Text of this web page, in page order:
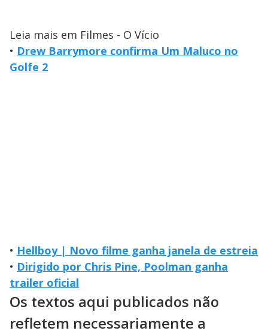
Leia mais em Filmes - O Vício
• Drew Barrymore confirma Um Maluco no
Golfe 2
• Hellboy | Novo filme ganha janela de estreia
• Dirigido por Chris Pine, Poolman ganha
trailer oficial
Os textos aqui publicados não
refletem necessariamente a